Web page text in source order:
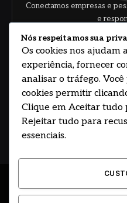
Conectamos empresas e
e
Concorde com
© 2026 DESENVOLVIDO
Nós respeitamos sua
Os cookies nos ajudam
experiência, fornecer
analisar o tráfego.
cookies permitir
Clique em Aceitar tudo
Rejeitar tudo para
essenciais.